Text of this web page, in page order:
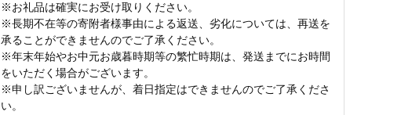
※お礼品は確実にお受け取りください。
※長期不在等の寄附者様事由による返送、劣化については、再送を
承ることができませんのでご了承ください。
※年末年始やお中元お歳暮時期等の繁忙時期は、発送までにお時間
をいただく場合がございます。
※申し訳ございませんが、着日指定はできませんのでご了承くださ
い。